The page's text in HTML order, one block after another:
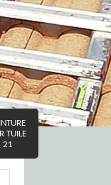
TUILE
21